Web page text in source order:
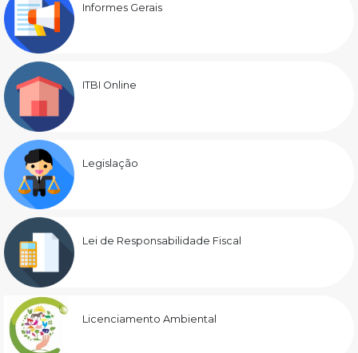
Informes Gerais
ITBI Online
Legislação
Lei de Responsabilidade Fiscal
Licenciamento Ambiental